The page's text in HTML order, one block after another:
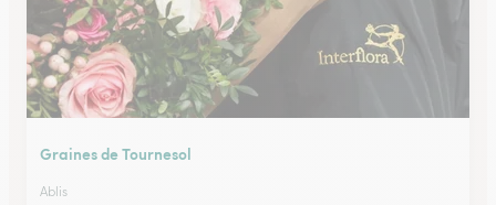
Graines de Tournesol
Ablis